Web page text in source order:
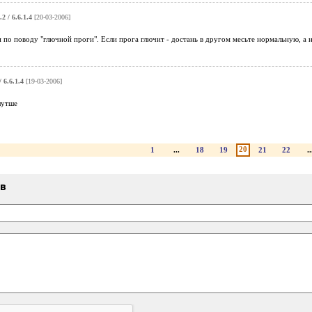
/ 6.6.1.4[20-03-2006]
поводу "глючной проги". Если прога глючит - достань в другом месьте нормальную, а
6.6.1.4[19-03-2006]
1 ... 18 19 20 21 22